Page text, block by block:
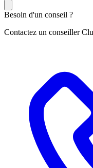
Besoin d'un conseil ?
Contactez un conseiller